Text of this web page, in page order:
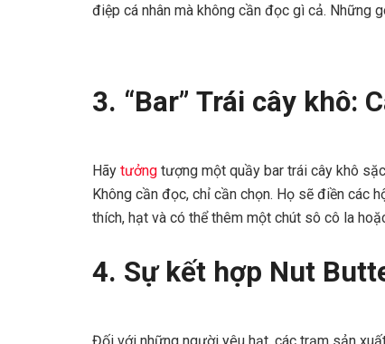
điệp cá nhân mà không cần đọc gì cả. Những
3. “Bar” Trái cây khô:
Hãy tưởng tượng một quầy bar trái cây khô
Không cần đọc, chỉ cần chọn. Họ sẽ điền các
thích, hạt và có thể thêm một chút sô cô la
4. Sự kết hợp Nut
Đối với những người yêu hạt, các trạm sản